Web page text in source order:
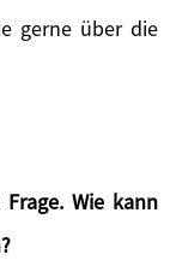
gerne über die
Wie kann